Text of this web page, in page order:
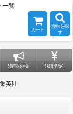
一覧
カート
漫画を探
す
漫画の特集 決済/配送
英社